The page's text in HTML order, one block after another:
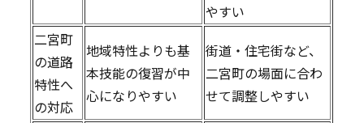
やすい
二宮町
の道路
特性へ
の対応
地域特性よりも基
本技能の復習が中
心になりやすい
街道・住宅街など、
二宮町の場面に合わ
せて調整しやすい